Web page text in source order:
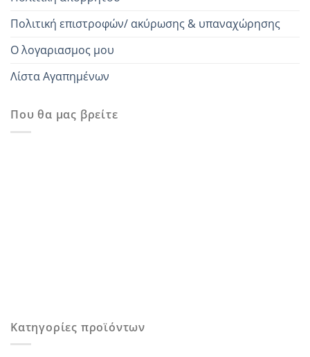
Πολιτική επιστροφών/ ακύρωσης & υπαναχώρησης
Ο λογαριασμος μου
Λίστα Αγαπημένων
Που θα μας βρείτε
Κατηγορίες προϊόντων